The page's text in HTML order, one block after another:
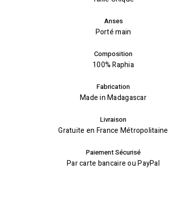
Anses
Porté main
Composition
100% Raphia
Fabrication
Made in Madagascar
Livraison
Gratuite en France Métropolitaine
Paiement Sécurisé
Par carte bancaire ou PayPal